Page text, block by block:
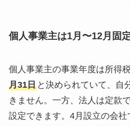
個人事業主は1月〜12月固
個人事業主の事業年度は所得
月31日と決められていて、自
きません。一方、法人は定款
設定できます。4月設立の会